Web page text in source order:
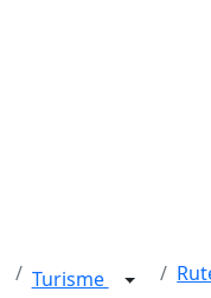
Turisme